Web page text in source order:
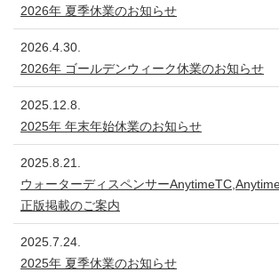
2026年 夏季休業のお知らせ
2026.4.30.
2026年 ゴールデンウィーク休業のお知らせ
2025.12.8.
2025年 年末年始休業のお知らせ
2025.8.21.
ウォーターディスペンサー
正版掲載のご案内
2025.7.24.
2025年 夏季休業のお知らせ